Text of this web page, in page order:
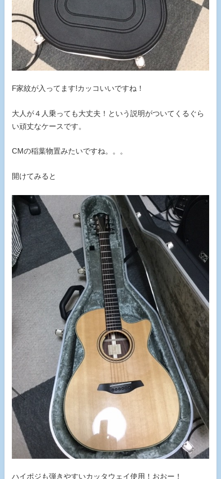
F家紋が入ってます!カッコいいですね！
大人が４人乗っても大丈夫！という説明がついてくるぐら
い頑丈なケースです。
CMの稲葉物置みたいですね。。。
開けてみると
ハイポジも弾きやすいカッタウェイ使用！おおー！